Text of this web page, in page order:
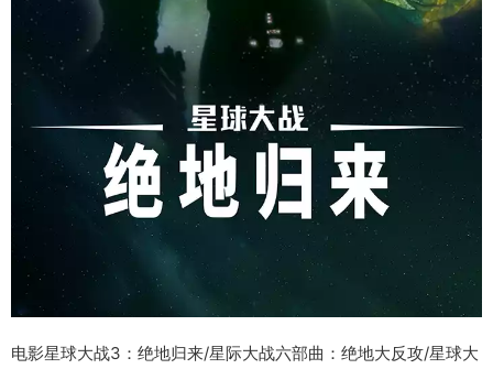
电影星球大战3：绝地归来/星际大战六部曲：绝地大反攻/星球大